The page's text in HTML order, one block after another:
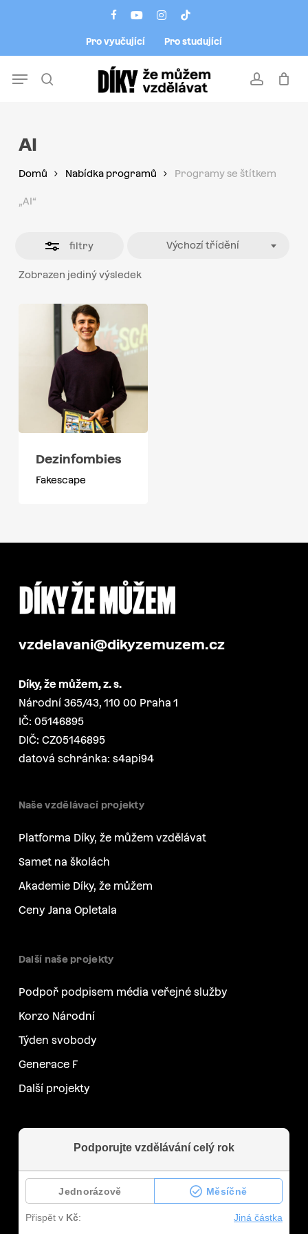
facebookyoutubeinstagram
tiktok
Pro vyučující Pro studující
account
Menu
AI
Domů Nabídka programů Programy se štítkem
„AI“
filtry
Zobrazen jediný výsledek
Výchozí třídění
Dezinfombies
Fakescape
vzdelavani@dikyzemuzem.cz
Díky, že můžem, z. s.
Národní 365/43, 110 00 Praha 1
IČ: 05146895
DIČ: CZ05146895
datová schránka: s4api94
Naše vzdělávací projekty
Platforma Díky, že můžem vzdělávat
Samet na školách
Akademie Díky, že můžem
Ceny Jana Opletala
Další naše projekty
Podpoř podpisem média veřejné služby
Korzo Národní
Týden svobody
Generace F
Další projekty